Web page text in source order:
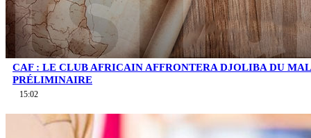
CAF : LE CLUB AFRICAIN AFFRONTERA DJOLIBA DU
PRÉLIMINAIRE
15:02